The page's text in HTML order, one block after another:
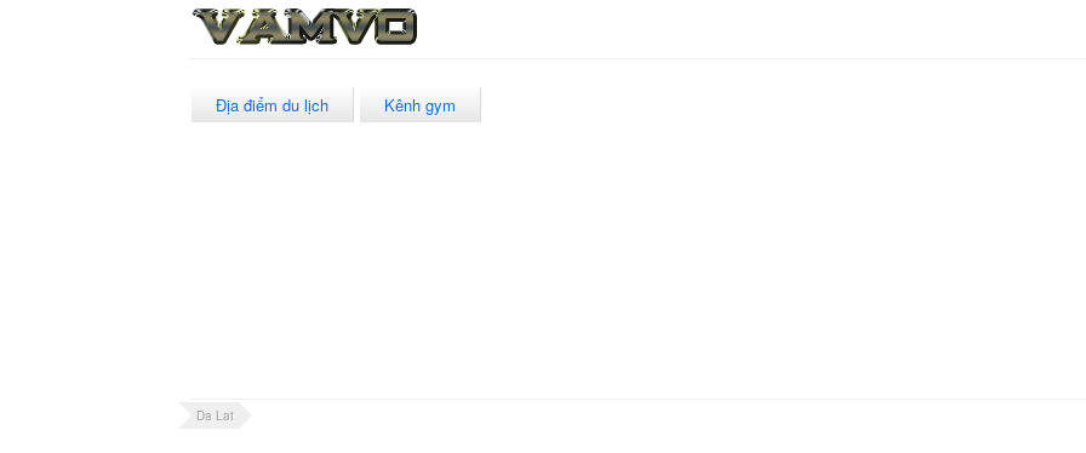
Địa điểm du lịch Kênh gym
Da Lat